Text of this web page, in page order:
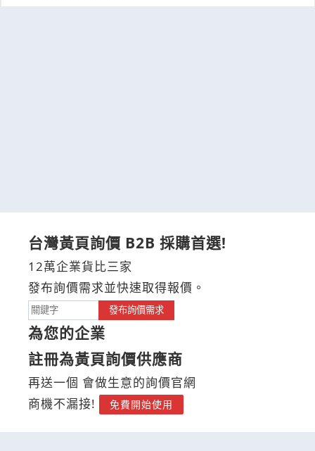
台灣黃頁詢價 B2B 採購首選!
12萬企業貨比三家
發布詢價需求並快速取得報價。
發布詢價需求
為您的企業
註冊為黃頁詢價供應商
再送一個 會做生意的詢價官網
商機不漏接!
免費開始使用